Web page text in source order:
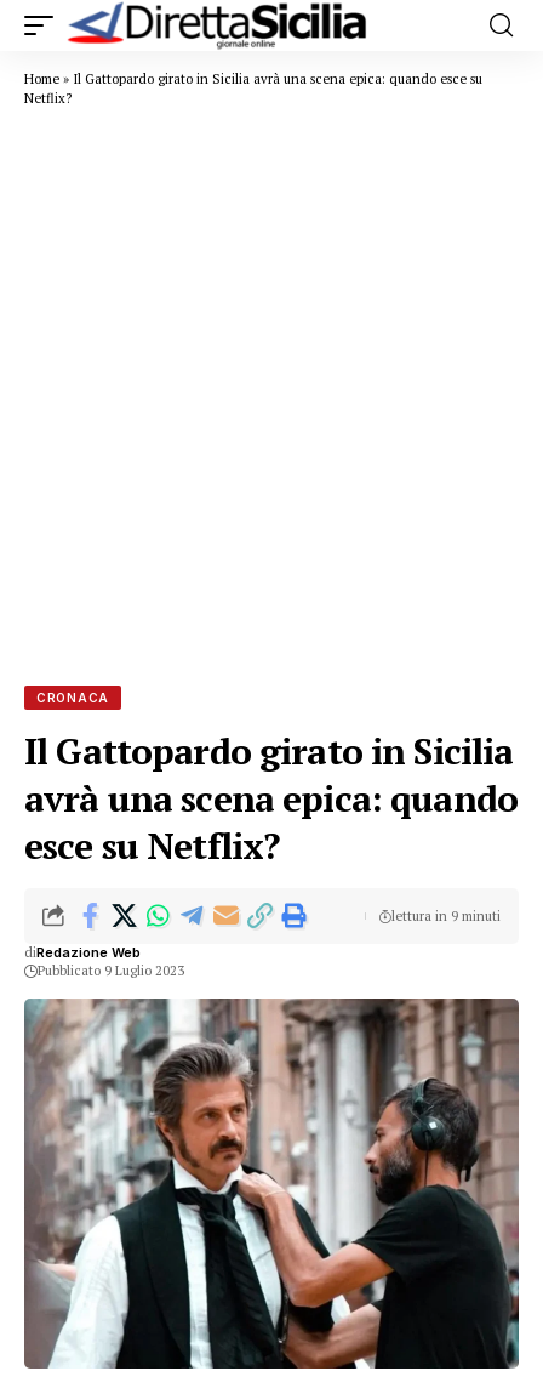
Home » Il Gattopardo girato in Sicilia avrà una scena epica: quando esce su
Netflix?
CRONACA
Il Gattopardo girato in Sicilia
avrà una scena epica: quando
esce su Netflix?
diRedazione Web
Pubblicato 9 Luglio 2023
lettura in 9 minuti